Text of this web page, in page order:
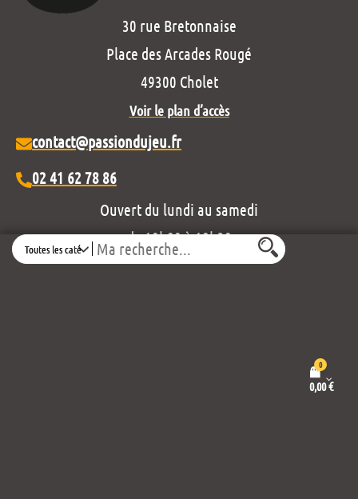
Search
0
0,00€
30 rue Bretonnaise
Place des Arcades Rougé
49300 Cholet
Voir le plan d’accès
contact@passiondujeu.fr
02 41 62 78 86
Ouvert du lundi au samedi
de 10h00 à 19h30
Découvrez notre projet éditorial :